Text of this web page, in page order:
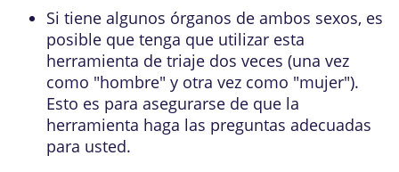
Si tiene algunos órganos de ambos sexos, es
posible que tenga que utilizar esta
herramienta de triaje dos veces (una vez
como "hombre" y otra vez como "mujer").
Esto es para asegurarse de que la
herramienta haga las preguntas adecuadas
para usted.